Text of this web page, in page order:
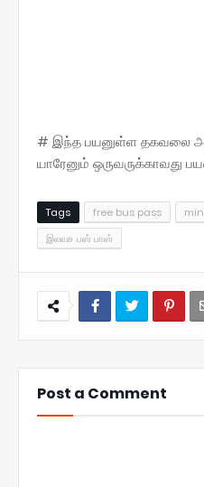
# இந்த பயனுள்ள தகவலை
யாரேனும் ஒருவருக்காவது
Tags free bus pass
இலவச பஸ் பாஸ்
Post a Comment